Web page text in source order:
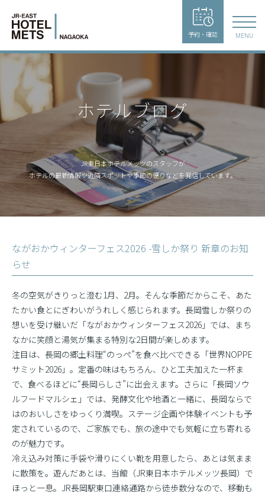
予約・確認 MENU
ホテルブログ
JR東日本ホテルメッツのスタッフが
ホテルの最新情報や近隣スポットや季節の便りなどを発信しています。
ながおかウィンターフェス2026 -雪しか祭り 新章のお知
らせ
冬の空気がきりっと澄む1月、2月。そんな季節だからこそ、あた
たかい食とにぎわいがうれしく感じられます。長岡雪しか祭りの
想いを受け継いだ「ながおかウィンターフェス2026」では、まち
なかに笑顔と湯気が集まる特別な2日間が楽しめます。
注目は、長岡の郷土料理“のっぺ”を食べ比べできる「世界NOPPE
サミット2026」。定番の味はもちろん、ひと工夫加えた一杯ま
で、食べるほどに“長岡らしさ”に出会えます。さらに「長岡ソウ
ルフードマルシェ」では、発酵文化や地酒と一緒に、長岡ならで
はのおいしさをゆっくり満喫。ステージ企画や体験イベントも予
定されているので、ご家族でも、旅の途中でも気軽に立ち寄れる
のが魅力です。
冷え込み対策に手袋や滑りにくい靴を用意したら、あとは気まま
に散策を。遊んだあとは、当館（JR東日本ホテルメッツ長岡）で
ほっと一息。JR長岡駅東口連絡通路から徒歩数分なので、移動も